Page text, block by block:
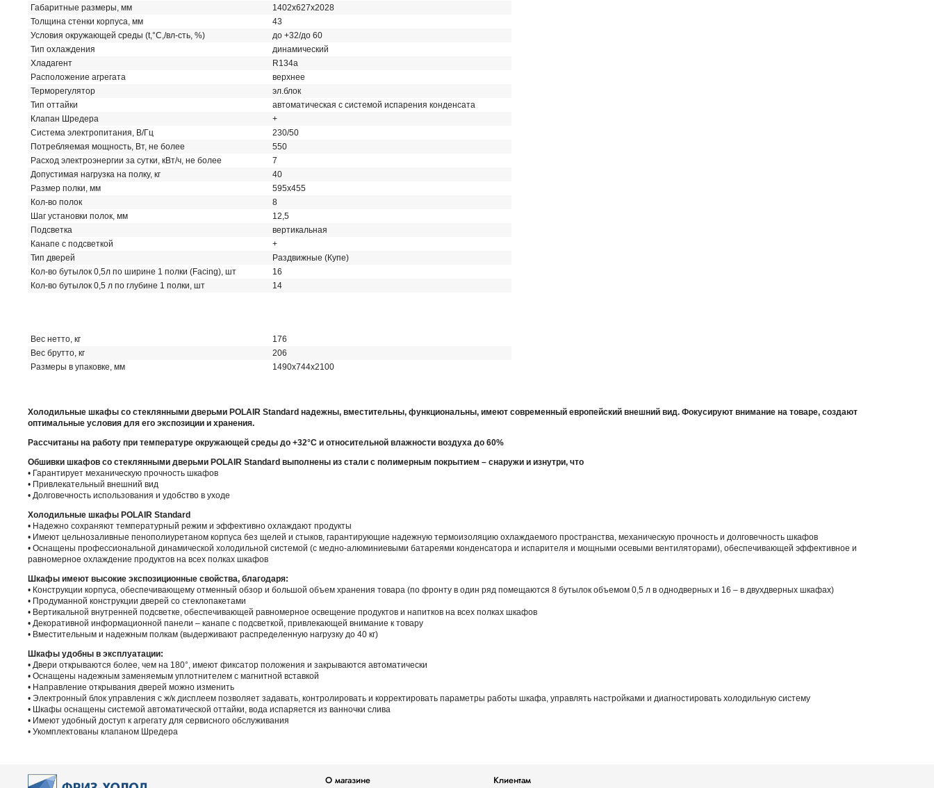
Габаритные размеры, мм
1402х627х2028
Толщина стенки корпуса, мм
43
Условия окружающей среды (t,°C,/вл-сть, %)
до +32/до 60
Тип охлаждения
динамический
Хладагент
R134a
Расположение агрегата
верхнее
Терморегулятор
эл.блок
Тип оттайки
автоматическая с системой испарения конденсата
Клапан Шредера
+
Система электропитания, В/Гц
230/50
Потребляемая мощность, Вт, не более
550
Расход электроэнергии за сутки, кВт/ч, не более
7
Допустимая нагрузка на полку, кг
40
Размер полки, мм
595х455
Кол-во полок
8
Шаг установки полок, мм
12,5
Подсветка
вертикальная
Канапе с подсветкой
+
Тип дверей
Раздвижные (Купе)
Кол-во бутылок 0,5л по ширине 1 полки (Facing), шт
16
Кол-во бутылок 0,5 л по глубине 1 полки, шт
14
Вес нетто, кг
176
Вес брутто, кг
206
Размеры в упаковке, мм
1490х744х2100
Холодильные шкафы со стеклянными дверьми POLAIR Standard надежны, вместительны, функциональны, имеют современный европейский внешний вид. Фокусируют внимание на товаре, создают
оптимальные условия для его экспозиции и хранения.
Рассчитаны на работу при температуре окружающей среды до +32°С и относительной влажности воздуха до 60%
Обшивки шкафов со стеклянными дверьми POLAIR Standard выполнены из стали с полимерным покрытием – снаружи и изнутри, что
• Гарантирует механическую прочность шкафов
• Привлекательный внешний вид
• Долговечность использования и удобство в уходе
Холодильные шкафы POLAIR Standard
• Надежно сохраняют температурный режим и эффективно охлаждают продукты
• Имеют цельнозаливные пенополиуретаном корпуса без щелей и стыков, гарантирующие надежную термоизоляцию охлаждаемого пространства, механическую прочность и долговечность шкафов
• Оснащены профессиональной динамической холодильной системой (с медно-алюминиевыми батареями конденсатора и испарителя и мощными осевыми вентиляторами), обеспечивающей эффективное и
равномерное охлаждение продуктов на всех полках шкафов
Шкафы имеют высокие экспозиционные свойства, благодаря:
• Конструкции корпуса, обеспечивающему отменный обзор и большой объем хранения товара (по фронту в один ряд помещаются 8 бутылок объемом 0,5 л в однодверных и 16 – в двухдверных шкафах)
• Продуманной конструкции дверей со стеклопакетами
• Вертикальной внутренней подсветке, обеспечивающей равномерное освещение продуктов и напитков на всех полках шкафов
• Декоративной информационной панели – канапе с подсветкой, привлекающей внимание к товару
• Вместительным и надежным полкам (выдерживают распределенную нагрузку до 40 кг)
Шкафы удобны в эксплуатации:
• Двери открываются более, чем на 180°, имеют фиксатор положения и закрываются автоматически
• Оснащены надежным заменяемым уплотнителем с магнитной вставкой
• Направление открывания дверей можно изменить
• Электронный блок управления с ж/к дисплеем позволяет задавать, контролировать и корректировать параметры работы шкафа, управлять настройками и диагностировать холодильную систему
• Шкафы оснащены системой автоматической оттайки, вода испаряется из ванночки слива
• Имеют удобный доступ к агрегату для сервисного обслуживания
• Укомплектованы клапаном Шредера
О магазине Клиентам